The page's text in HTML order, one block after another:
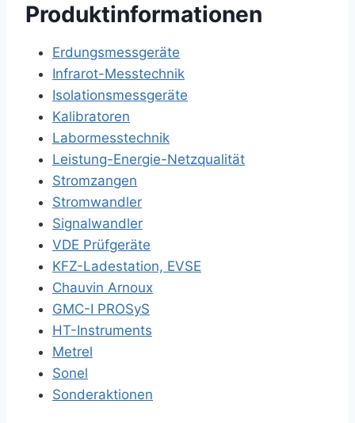
Produktinformationen
Erdungsmessgeräte
Infrarot-Messtechnik
Isolationsmessgeräte
Kalibratoren
Labormesstechnik
Leistung-Energie-Netzqualität
Stromzangen
Stromwandler
Signalwandler
VDE Prüfgeräte
KFZ-Ladestation, EVSE
Chauvin Arnoux
GMC-I PROSyS
HT-Instruments
Metrel
Sonel
Sonderaktionen